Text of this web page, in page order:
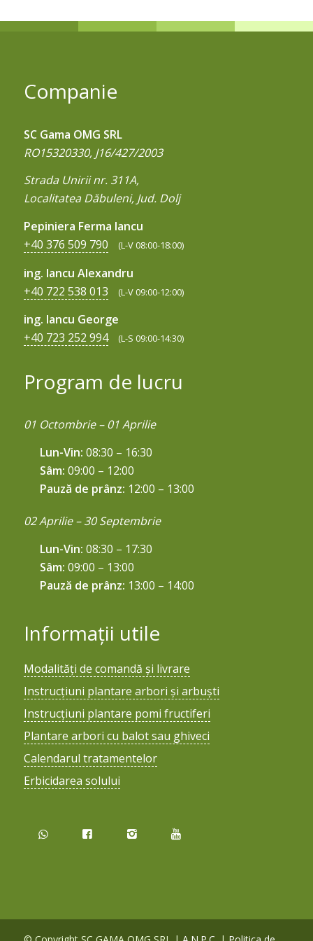
pentru orice gradina.
Companie
SC Gama OMG SRL
RO15320330, J16/427/2003
Strada Unirii nr. 311A,
Localitatea Dăbuleni, Jud. Dolj
Pepiniera Ferma Iancu
+40 376 509 790
(L-V 08:00-18:00)
ing. Iancu Alexandru
+40 722 538 013
(L-V 09:00-12:00)
ing. Iancu George
+40 723 252 994
(L-S 09:00-14:30)
Program de lucru
01 Octombrie – 01 Aprilie
Lun-Vin: 08:30 – 16:30
Sâm: 09:00 – 12:00
Pauză de prânz: 12:00 – 13:00
02 Aprilie – 30 Septembrie
Lun-Vin: 08:30 – 17:30
Sâm: 09:00 – 13:00
Pauză de prânz: 13:00 – 14:00
Informații utile
Modalități de comandă și livrare
Instrucțiuni plantare arbori și arbuști
Instrucțiuni plantare pomi fructiferi
Plantare arbori cu balot sau ghiveci
Calendarul tratamentelor
Erbicidarea solului